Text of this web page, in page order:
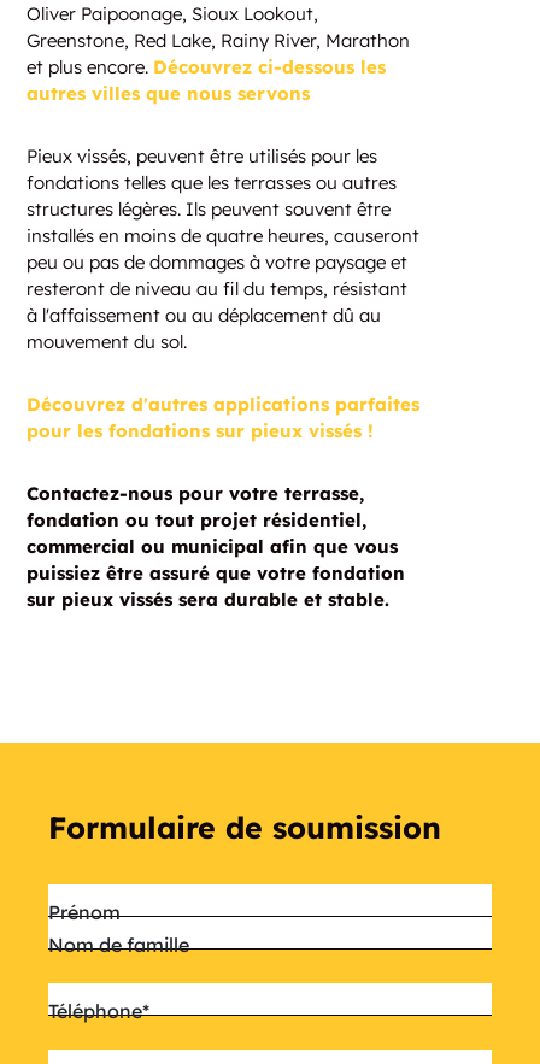
Oliver Paipoonage, Sioux Lookout,
Greenstone, Red Lake, Rainy River, Marathon
et plus encore. Découvrez ci-dessous les
autres villes que nous servons
Pieux vissés, peuvent être utilisés pour les
fondations telles que les terrasses ou autres
structures légères. Ils peuvent souvent être
installés en moins de quatre heures, causeront
peu ou pas de dommages à votre paysage et
resteront de niveau au fil du temps, résistant
à l'affaissement ou au déplacement dû au
mouvement du sol.
Découvrez d'autres applications parfaites
pour les fondations sur pieux vissés !
Contactez-nous pour votre terrasse,
fondation ou tout projet résidentiel,
commercial ou municipal afin que vous
puissiez être assuré que votre fondation
sur pieux vissés sera durable et stable.
Formulaire de soumission
Nom*
Prénom
Nom de famille
Téléphone*